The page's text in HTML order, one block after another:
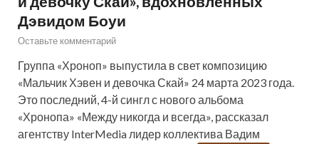
Дэвидом Боуи
Оставьте комментарий
Группа «Хроноп» выпустила в свет композицию
«Мальчик Хэвен и девочка Скай» 24 марта 2023 года.
Это последний, 4-й сингл с нового альбома
«Хронопа» «Между никогда и всегда», рассказал
агентству InterMedia лидер коллектива Вадим